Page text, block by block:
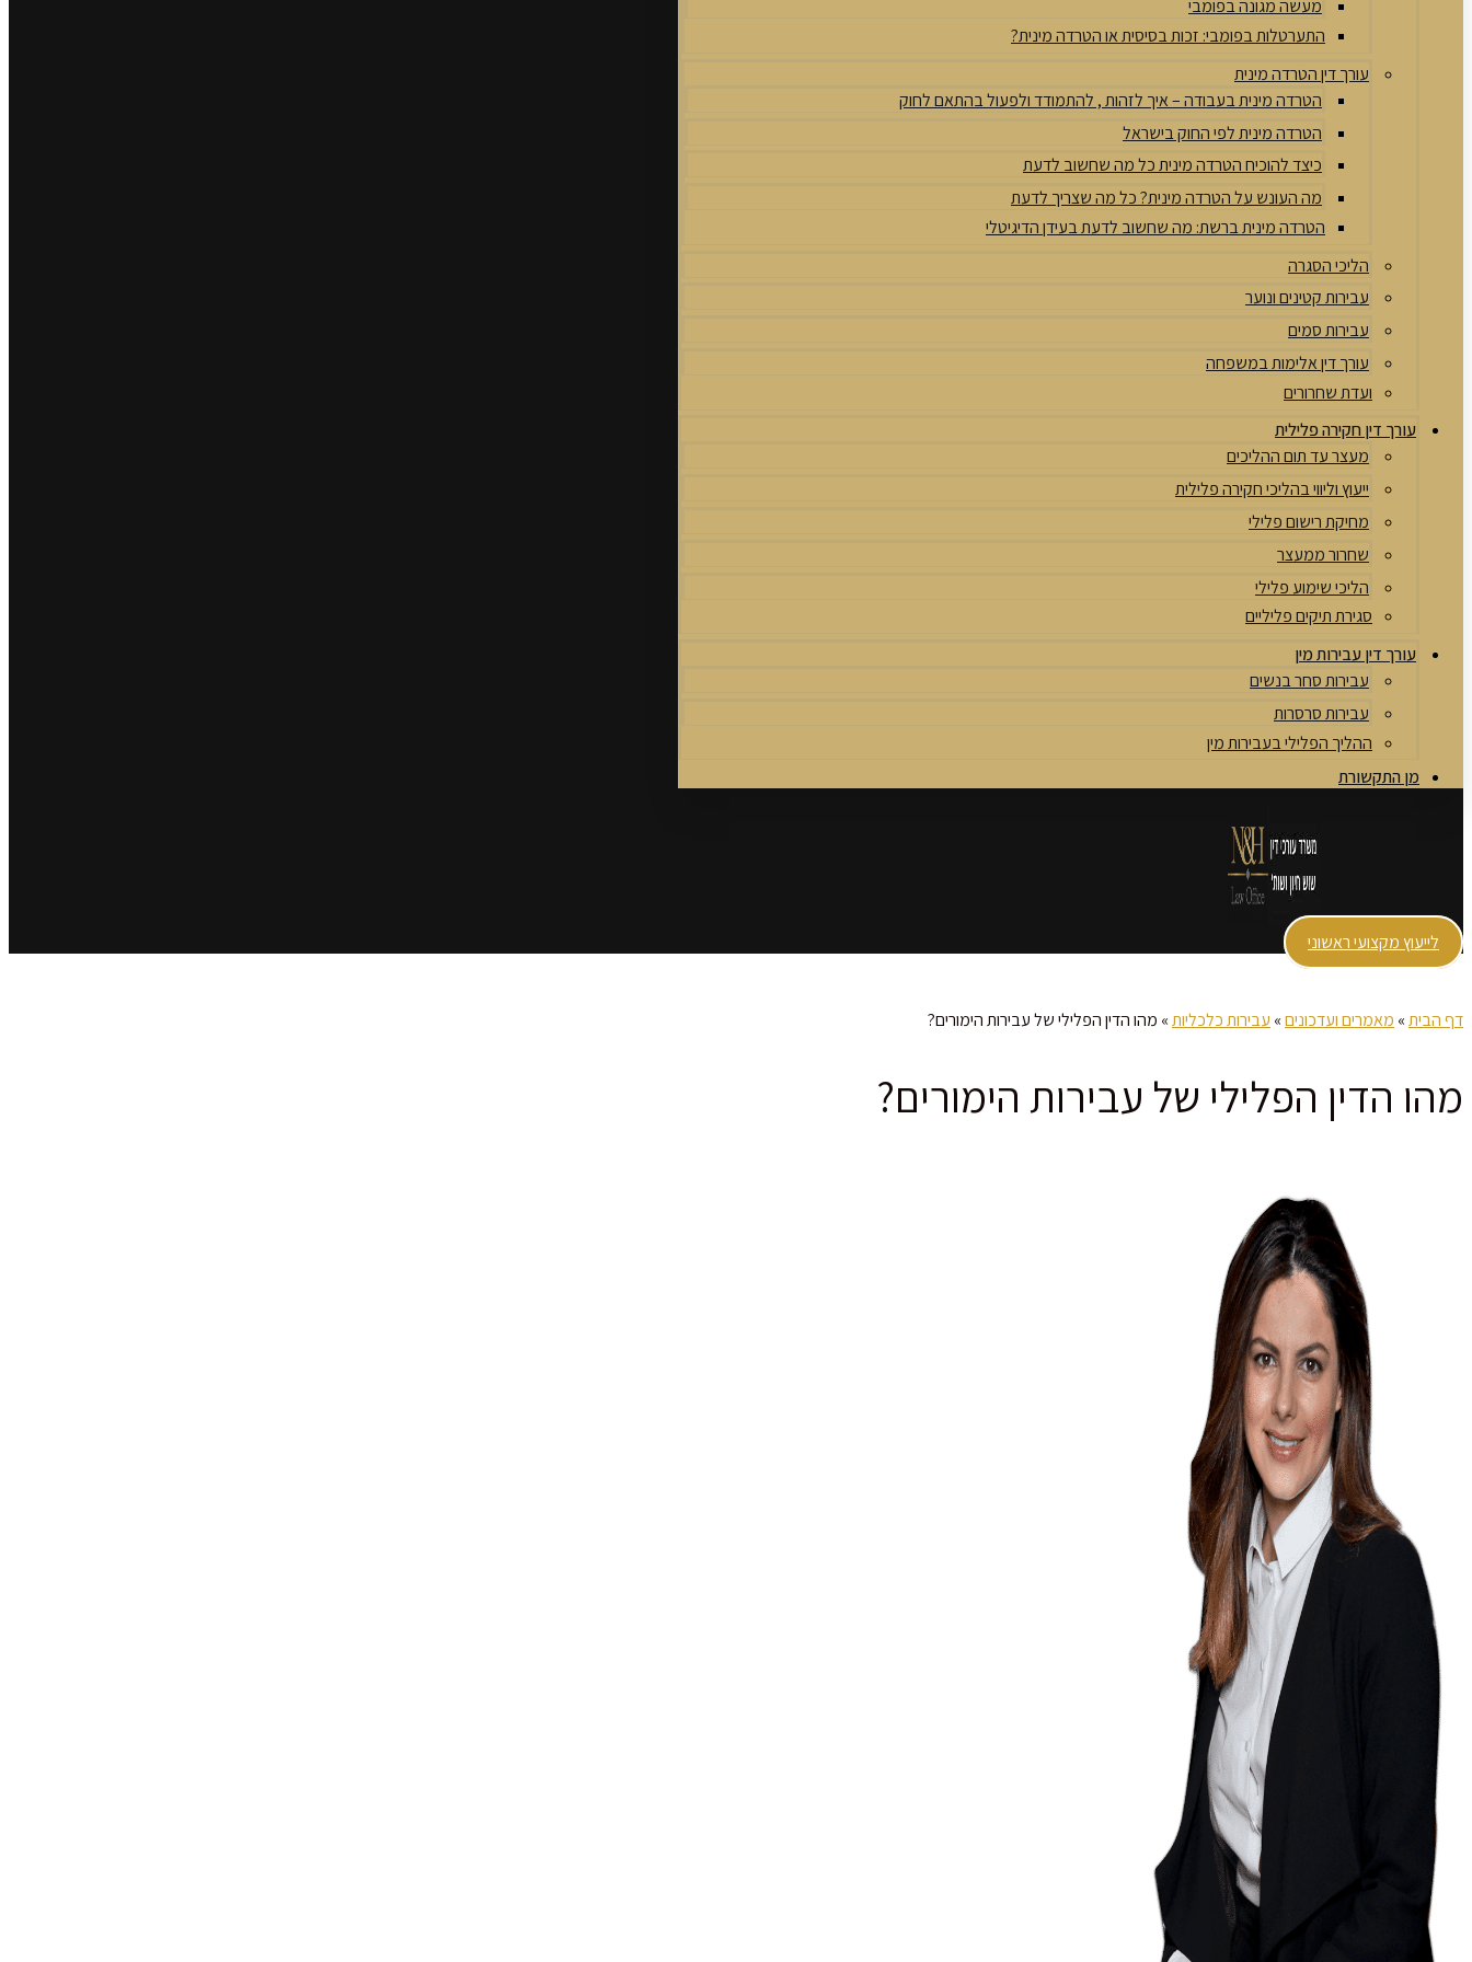
מעשה מגונה בפומבי
התערטלות בפומבי: זכות בסיסית או הטרדה מינית?
עורך דין הטרדה מינית
הטרדה מינית בעבודה – איך לזהות , להתמודד ולפעול בהתאם לחוק
הטרדה מינית לפי החוק בישראל
כיצד להוכיח הטרדה מינית כל מה שחשוב לדעת
מה העונש על הטרדה מינית? כל מה שצריך לדעת
הטרדה מינית ברשת: מה שחשוב לדעת בעידן הדיגיטלי
הליכי הסגרה
עבירות קטינים ונוער
עבירות סמים
עורך דין אלימות במשפחה
ועדת שחרורים
עורך דין חקירה פלילית
מעצר עד תום ההליכים
ייעוץ וליווי בהליכי חקירה פלילית
מחיקת רישום פלילי
שחרור ממעצר
הליכי שימוע פלילי
סגירת תיקים פליליים
עורך דין עבירות מין
עבירות סחר בנשים
עבירות סרסרות
ההליך הפלילי בעבירות מין
מן התקשורת
לייעוץ מקצועי ראשוני
דף הבית» מאמרים ועדכונים» עבירות כלכליות» מהו הדין הפלילי של עבירות הימורים?
מהו הדין הפלילי של עבירות הימורים?